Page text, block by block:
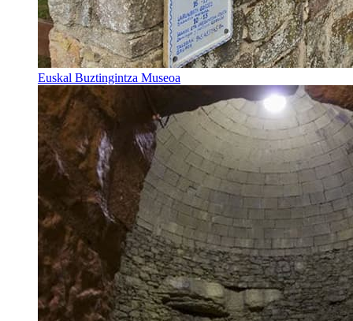
Euskal Buztingintza Museoa